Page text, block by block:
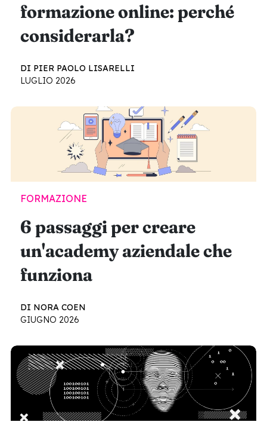
formazione online: perché
considerarla?
DI PIER PAOLO LISARELLI
LUGLIO 2026
FORMAZIONE
6 passaggi per creare
un'academy aziendale che
funziona
DI NORA COEN
GIUGNO 2026